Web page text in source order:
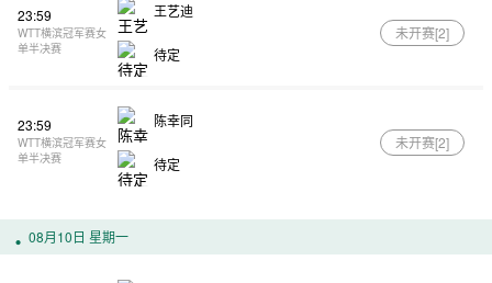
23:59
WTT横滨冠军赛女
单半决赛
王艺迪
待定
未开赛[2]
23:59
WTT横滨冠军赛女
单半决赛
陈幸同
待定
未开赛[2]
08月10日 星期一